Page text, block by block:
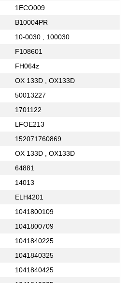
1ECO009
B10004PR
10-0030 , 100030
F108601
FH064z
OX 133D , OX133D
50013227
1701122
LFOE213
152071760869
OX 133D , OX133D
64881
14013
ELH4201
1041800109
1041800709
1041840225
1041840325
1041840425